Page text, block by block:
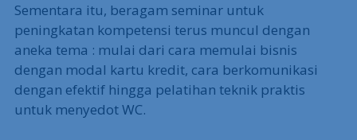
Sementara itu, beragam seminar untuk
peningkatan kompetensi terus muncul dengan
aneka tema : mulai dari cara memulai bisnis
dengan modal kartu kredit, cara berkomunikasi
dengan efektif hingga pelatihan teknik praktis
untuk menyedot WC.